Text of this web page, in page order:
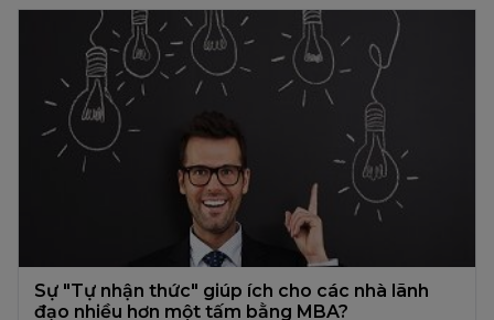
thách thức, bao gồm khó khăn trong sự
linh hoạt tâm lý và điều tiết cảm xúc, ảnh
hưởng xấu đến khả năng thấu cảm và
đồng cảm của mọi người.
Sự "Tự nhận thức" giúp ích cho các nhà lãnh
đạo nhiều hơn một tấm bằng MBA?